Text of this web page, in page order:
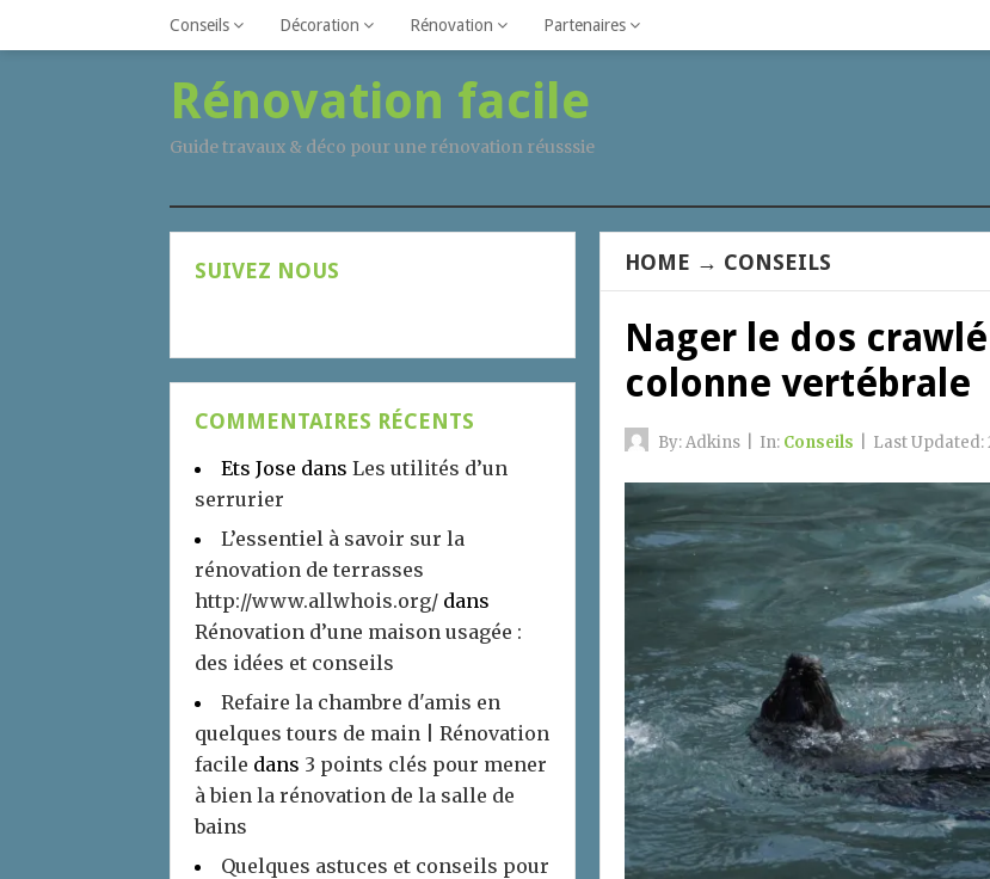
Conseils Décoration Rénovation Partenaires
Rénovation facile
Guide travaux & déco pour une rénovation réusssie
HOME → CONSEILS
Nager le dos
colonne vertébrale
By:Adkins In: Conseils Last Updated:
SUIVEZ NOUS
COMMENTAIRES RÉCENTS
Ets Jose dans Les utilités d’un
serrurier
L’essentiel à savoir sur la
rénovation de terrasses
http://www.allwhois.org/ dans
Rénovation d’une maison usagée :
des idées et conseils
Refaire la chambre d'amis en
quelques tours de main | Rénovation
facile dans 3 points clés pour mener
à bien la rénovation de la salle de
bains
Quelques astuces et conseils pour